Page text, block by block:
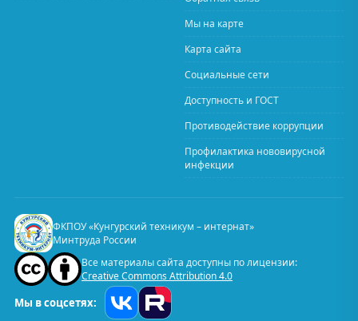
Мы на карте
Карта сайта
Социальные сети
Доступность и ГОСТ
Противодействие коррупции
Профилактика нововирусной
инфекции
ФКПОУ «Кунгурский техникум – интернат»
Минтруда России
Все материалы сайта доступны по лицензии:
Creative Commons Attribution 4.0
Мы в соцсетях: